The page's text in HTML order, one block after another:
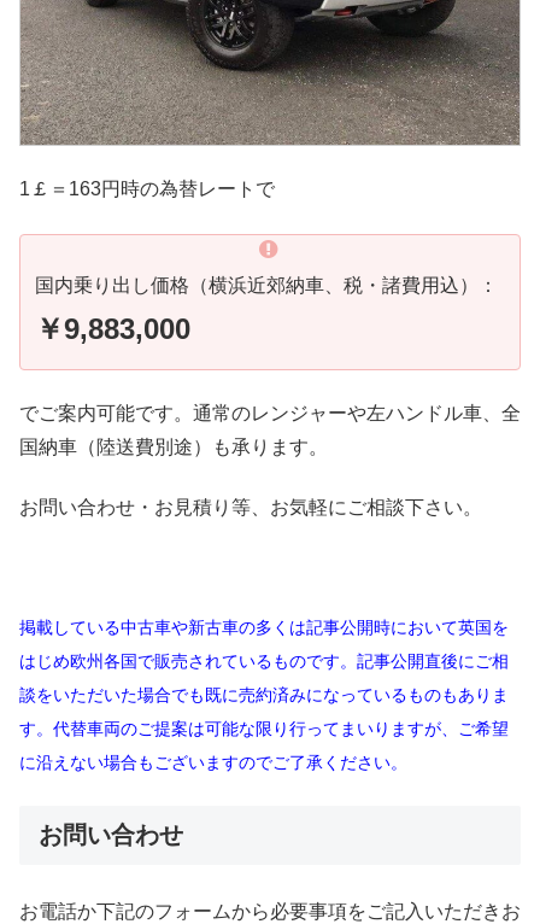
1￡＝163円時の為替レートで
国内乗り出し価格（横浜近郊納車、税・諸費用込）：
￥9,883,000
でご案内可能です。通常のレンジャーや左ハンドル車、全
国納車（陸送費別途）も承ります。
お問い合わせ・お見積り等、お気軽にご相談下さい。
掲載している中古車や新古車の多くは記事公開時において英国を
はじめ欧州各国で販売されているものです。記事公開直後にご相
談をいただいた場合でも既に売約済みになっているものもありま
す。代替車両のご提案は可能な限り行ってまいりますが、ご希望
に沿えない場合もございますのでご了承ください。
お問い合わせ
お電話か下記のフォームから必要事項をご記入いただきお